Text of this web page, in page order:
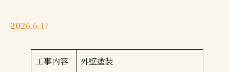
2026.6.17
工事内容
外壁塗装